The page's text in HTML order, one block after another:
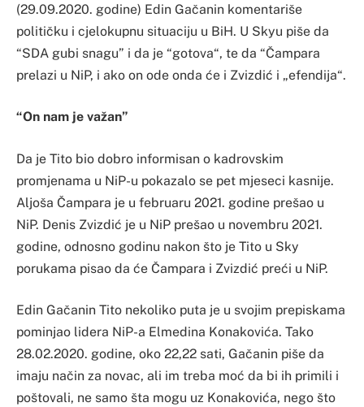
(29.09.2020. godine) Edin Gačanin komentariše
političku i cjelokupnu situaciju u BiH. U Skyu piše da
“SDA gubi snagu” i da je “gotova“, te da “Čampara
prelazi u NiP, i ako on ode onda će i Zvizdić i „efendija“.
“On nam je važan”
Da je Tito bio dobro informisan o kadrovskim
promjenama u NiP-u pokazalo se pet mjeseci kasnije.
Aljoša Čampara je u februaru 2021. godine prešao u
NiP. Denis Zvizdić je u NiP prešao u novembru 2021.
godine, odnosno godinu nakon što je Tito u Sky
porukama pisao da će Čampara i Zvizdić preći u NiP.
Edin Gačanin Tito nekoliko puta je u svojim prepiskama
pominjao lidera NiP-a Elmedina Konakovića. Tako
28.02.2020. godine, oko 22,22 sati, Gačanin piše da
imaju način za novac, ali im treba moć da bi ih primili i
poštovali, ne samo šta mogu uz Konakovića, nego što